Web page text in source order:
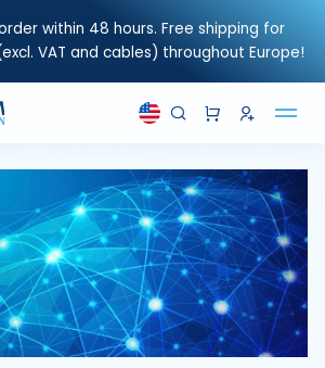
within 48 hours. Free shipping for
VAT and cables) throughout Europe!